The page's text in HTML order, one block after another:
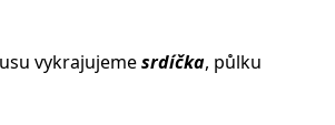
vykrajujemesrdíčka, půlku